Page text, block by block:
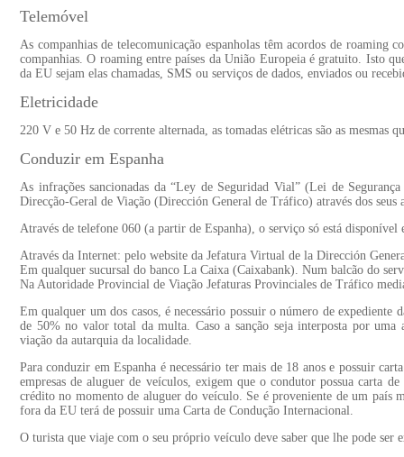
Telemóvel
As companhias de telecomunicação espanholas têm acordos de roaming
companhias. O roaming entre países da União Europeia é gratuito. Isto
da EU sejam elas chamadas, SMS ou serviços de dados, enviados ou
Eletricidade
220 V e 50 Hz de corrente alternada, as tomadas elétricas são as mesmas
Conduzir em Espanha
As infrações sancionadas da “Ley de Seguridad Vial” (Lei de
Direcção-Geral de Viação (Dirección General de Tráfico) através dos
Através de telefone 060 (a partir de Espanha), o serviço só está
Através da Internet: pelo website da Jefatura Virtual de la Dirección
Em qualquer sucursal do banco La Caixa (Caixabank). Num balcão do
Na Autoridade Provincial de Viação Jefaturas Provinciales de Tráfico
Em qualquer um dos casos, é necessário possuir o número de
de 50% no valor total da multa. Caso a sanção seja interposta por uma
viação da autarquia da localidade.
Para conduzir em Espanha é necessário ter mais de 18 anos e possuir
empresas de aluguer de veículos, exigem que o condutor possua carta
crédito no momento de aluguer do veículo. Se é proveniente de um país
fora da EU terá de possuir uma Carta de Condução Internacional.
O turista que viaje com o seu próprio veículo deve saber que lhe pode ser